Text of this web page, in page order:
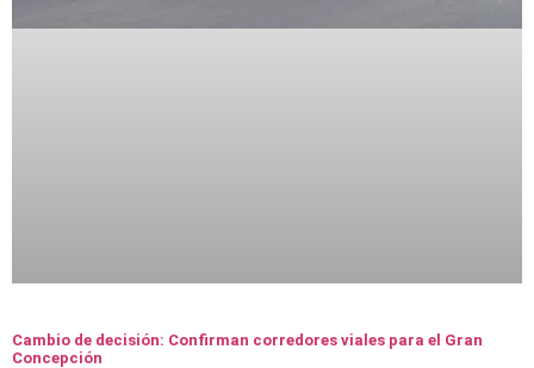
Cambio de decisión: Confirman corredores viales para el Gran
Concepción